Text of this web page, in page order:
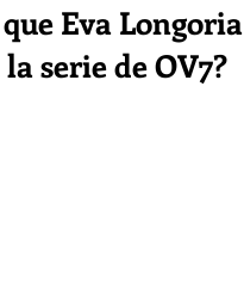
Eva Longoria
serie de OV7?